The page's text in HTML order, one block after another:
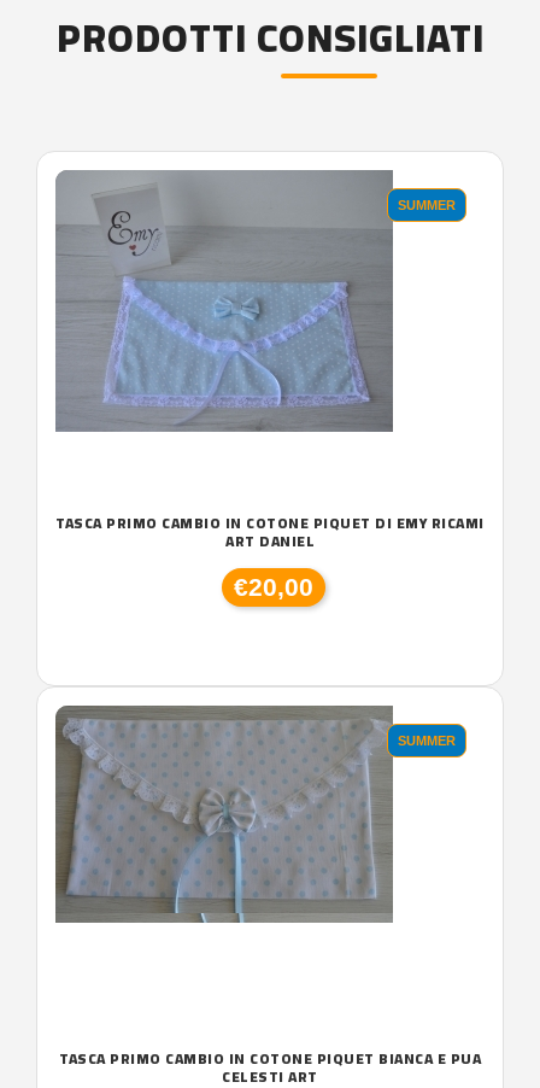
PRODOTTI CONSIGLIATI
SUMMER
TASCA PRIMO CAMBIO IN COTONE PIQUET DI EMY RICAMI
ART DANIEL
€20,00
SUMMER
TASCA PRIMO CAMBIO IN COTONE PIQUET BIANCA E PUA
CELESTI ART